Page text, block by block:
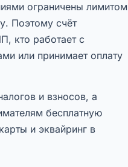
ограничены лимитом
Поэтому счёт
кто работает с
или принимает оплату
и взносов, а
бесплатную
и эквайринг в